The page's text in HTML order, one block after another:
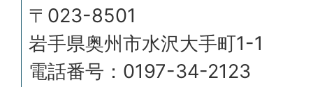
〒023-8501
岩手県奥州市水沢大手町1-1
電話番号：0197-34-2123